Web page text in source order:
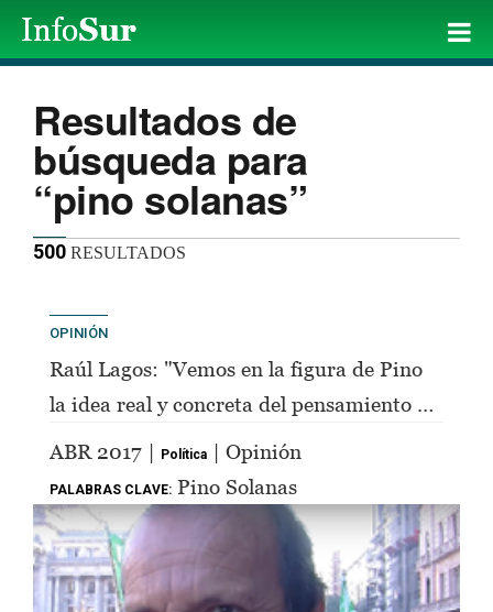
Resultados de
búsqueda para
“pino solanas”
500 RESULTADOS
OPINIÓN
Raúl Lagos: "Vemos en la figura de Pino
la idea real y concreta del pensamiento de
Perón"
ABR 2017 | Política | Opinión
PALABRAS CLAVE: Pino Solanas